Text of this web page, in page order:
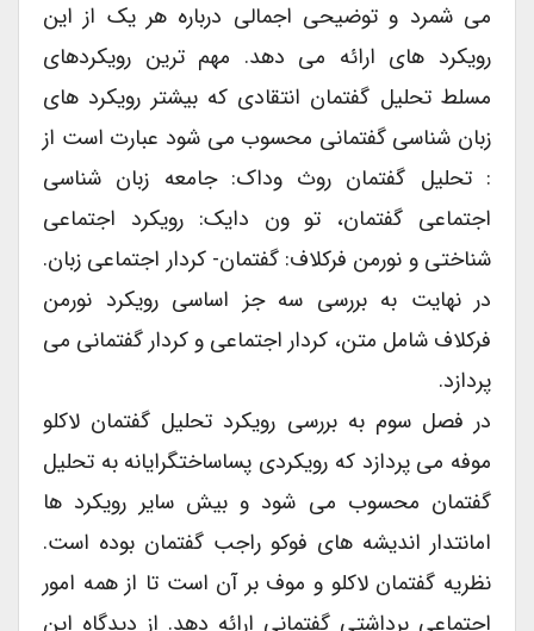
می شمرد و توضیحی اجمالی درباره هر یک از این
رویکرد های ارائه می دهد. مهم ترین رویکردهای
مسلط تحلیل گفتمان انتقادی که بیشتر رویکرد های
زبان شناسی گفتمانی محسوب می شود عبارت است از
: تحلیل گفتمان روث وداک: جامعه زبان شناسی
اجتماعی گفتمان، تو ون دایک: رویکرد اجتماعی
شناختی و نورمن فرکلاف: گفتمان- کردار اجتماعی زبان.
در نهایت به بررسی سه جز اساسی رویکرد نورمن
فرکلاف شامل متن، کردار اجتماعی و کردار گفتمانی می
پردازد.
در فصل سوم به بررسی رویکرد تحلیل گفتمان لاکلو
موفه می پردازد که رویکردی پساساختگرایانه به تحلیل
گفتمان محسوب می شود و بیش سایر رویکرد ها
امانتدار اندیشه های فوکو راجب گفتمان بوده است.
نظریه گفتمان لاکلو و موف بر آن است تا از همه امور